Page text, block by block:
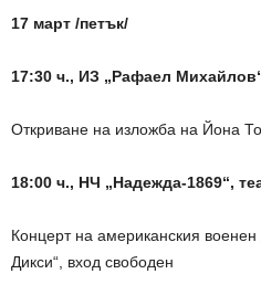
17 март /петък/
17:30 ч., ИЗ „Рафаел
Откриване на изложба на Йона
18:00 ч., НЧ „Надежда-1869“,
Концерт на американския военен
Дикси“, вход свободен